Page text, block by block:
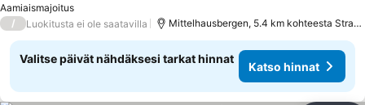
Aamiaismajoitus
/ Luokitusta ei ole saatavilla Mittelhausbergen, 5.4 km kohteesta Strasbourg
Valitse päivät nähdäksesi tarkat hinnat
Katso hinnat